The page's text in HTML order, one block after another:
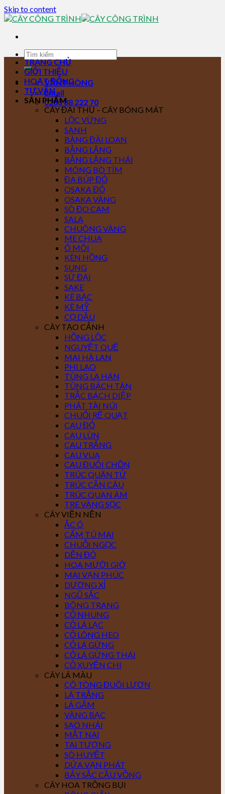
Skip to content
VĂN PHÒNG
Email
0283 88 222 70
TRANG CHỦ
GIỚI THIỆU
HOẠT ĐỘNG
TƯ VẤN
SẢN PHẨM
CÂY ĐẠI THỤ – CÂY BÓNG MÁT
LỘC VỪNG
SANH
BÀNG ĐÀI LOAN
BẰNG LĂNG
BẰNG LĂNG THÁI
MÓNG BÒ TÍM
ĐA BÚP ĐỎ
OSAKA ĐỎ
OSAKA VÀNG
SÒ ĐO CAM
SALA
CHUÔNG VÀNG
ME CHUA
Ô MÔI
KÈN HỒNG
SUNG
SỨ ĐẠI
SAKE
KÈ BẠC
KÈ MỸ
CỌ DẦU
CÂY TẠO CẢNH
HỒNG LỘC
NGUYỆT QUẾ
MAI HÀ LAN
PHI LAO
TÙNG LA HÁN
TÙNG BÁCH TÁN
TRẮC BÁCH DIỆP
PHÁT TÀI NÚI
CHUỐI RẼ QUẠT
CAU ĐỎ
CAU LÙN
CAU TRẮNG
CAU VUA
CAU ĐUÔI CHỒN
TRÚC QUÂN TỬ
TRÚC CẦN CÂU
TRÚC QUAN ÂM
TRE VÀNG SỌC
CÂY VIỀN NỀN
ẮC Ó
CẨM TÚ MAI
CHUỖI NGỌC
DỀN ĐỎ
HOA MƯỜI GIỜ
MAI VẠN PHÚC
DƯƠNG XỈ
NGŨ SẮC
BÔNG TRANG
CỎ NHUNG
CỎ LÁ LẠC
CỎ LÔNG HEO
CỎ LÁ GỪNG
CỎ LÁ GỪNG THÁI
CỎ XUYẾN CHI
CÂY LÁ MÀU
CÔ TÒNG ĐUÔI LƯƠN
LÁ TRẮNG
LÁ GẤM
VÀNG BẠC
SAO NHÁI
MẮT NAI
TAI TƯỢNG
SÒ HUYẾT
DỨA VẠN PHÁT
BẢY SẮC CẦU VỒNG
CÂY HOA TRỒNG BỤI